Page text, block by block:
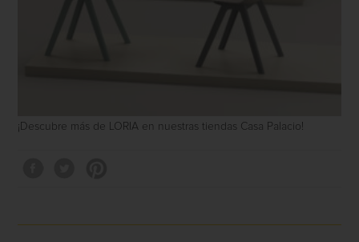
¡Descubre más de LORIA en nuestras tiendas Casa Palacio!